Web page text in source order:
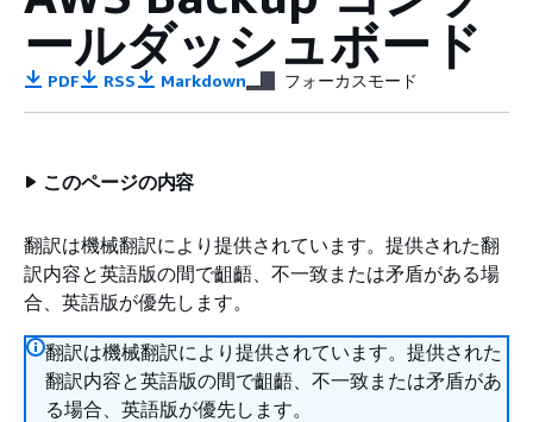
ールダッシュボード
PDF RSS Markdown フォーカスモード
このページの内容
翻訳は機械翻訳により提供されています。提供された翻
訳内容と英語版の間で齟齬、不一致または矛盾がある場
合、英語版が優先します。
翻訳は機械翻訳により提供されています。提供された
翻訳内容と英語版の間で齟齬、不一致または矛盾があ
る場合、英語版が優先します。